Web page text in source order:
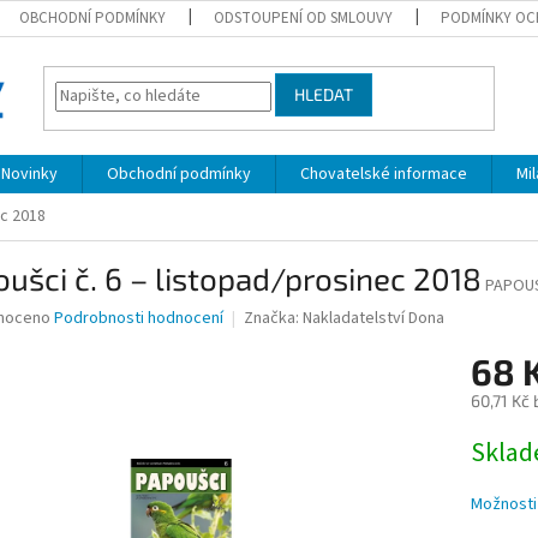
OBCHODNÍ PODMÍNKY ODSTOUPENÍ OD SMLOUVY PODMÍNKY
HLEDAT
Novinky Obchodní podmínky Chovatelské informace
2018
č. 6 – listopad/prosinec 2018
Podrobnosti hodnocení Značka: Nakladatelství Dona
68
60,71 Kč
cena: